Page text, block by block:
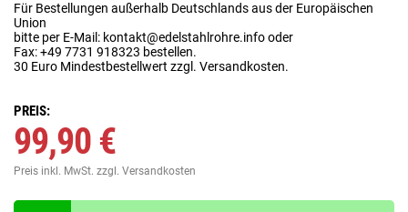
Für Bestellungen außerhalb Deutschlands aus der Europäischen
Union
bitte per E-Mail: kontakt@edelstahlrohre.info oder
Fax: +49 7731 918323 bestellen.
30 Euro Mindestbestellwert zzgl. Versandkosten.
PREIS:
99,90 €
Preis inkl. MwSt. zzgl. Versandkosten